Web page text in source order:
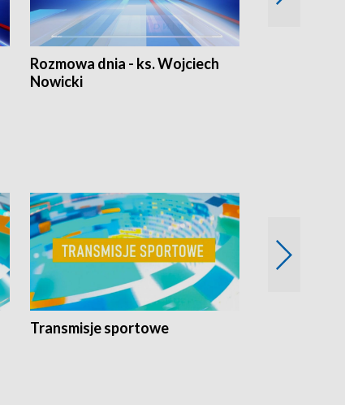
Rozmowa dnia - ks. Wojciech
Nowicki
Transmisje sportowe